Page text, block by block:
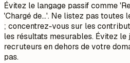
Évitez le langage passif comme
'Chargé de...'. Ne listez pas toutes
; concentrez-vous sur les
les résultats mesurables. Évitez le
recruteurs en dehors de votre
pas.